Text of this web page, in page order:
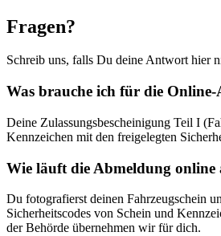
Fragen?
Schreib uns, falls Du deine Antwort hier
Was brauche ich für die
Deine Zulassungsbescheinigung Teil I
Kennzeichen mit den freigelegten
Wie läuft die Abmeldung online
Du fotografierst deinen Fahrzeugschein
Sicherheitscodes von Schein und
der Behörde übernehmen wir für dich.